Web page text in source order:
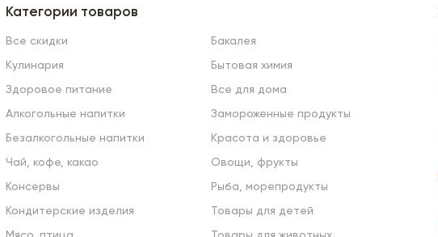
Категории товаров
Все скидки
Кулинария
Здоровое питание
Алкогольные напитки
Безалкогольные напитки
Чай, кофе, какао
Консервы
Кондитерские изделия
Бакалея
Бытовая химия
Все для дома
Замороженные продукты
Красота и здоровье
Овощи, фрукты
Рыба, морепродукты
Товары для детей